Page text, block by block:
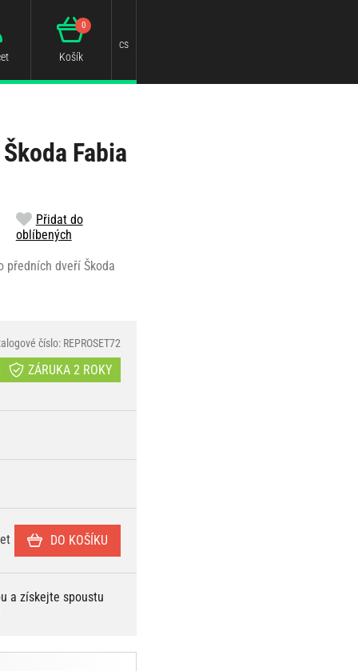
Košík
0
cs
Fabia
Přidat do
oblíbených
předních dveří Škoda
číslo: REPROSET72
ZÁRUKA 2 ROKY
DO KOŠÍKU
a získejte spoustu